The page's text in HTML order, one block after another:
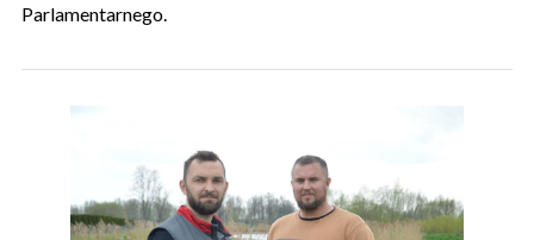
Parlamentarnego.